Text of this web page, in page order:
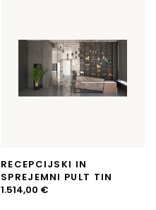
RECEPCIJSKI IN
SPREJEMNI PULT TIN
1.514,00 €